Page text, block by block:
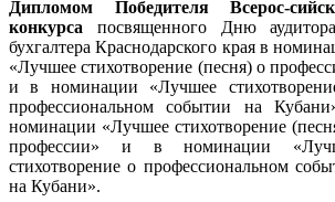
Дипломом Победителя Всерос-
конкурса посвященного Дню
бухгалтера Краснодарского края в
«Лучшее стихотворение (песня) о
и в номинации «Лучшее
профессиональном событии на
номинации «Лучшее стихотворение
профессии» и в номинации
стихотворение о профессиональном
на Кубани».